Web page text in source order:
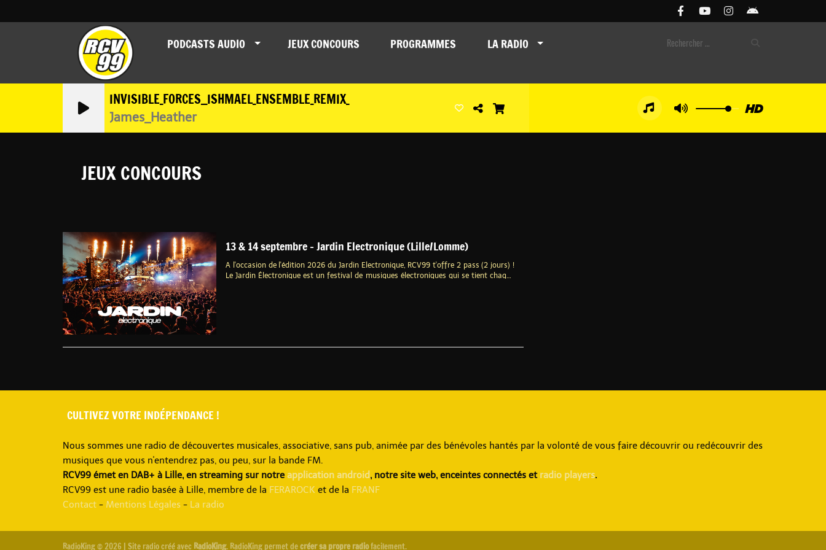
PODCASTS AUDIO JEUX CONCOURS PROGRAMMES LA RADIO
INVISIBLE_FORCES__ISHMAEL_ENSEMBLE_REMIX_
James_Heather
JEUX CONCOURS
13 & 14 septembre - Jardin Electronique (Lille/Lomme)
A l'occasion de l'édition 2026 du Jardin Electronique, RCV99 t'offre 2 pass (2 jours) !
Le Jardin Électronique est un festival de musiques électroniques qui se tient chaque
CULTIVEZ VOTRE INDÉPENDANCE !
Nous sommes une radio de découvertes musicales, associative, sans pub, animée par des bénévoles hantés par la volonté de vous faire découvrir ou redécouvrir des
musiques que vous n'entendrez pas, ou peu, sur la bande FM.
RCV99 émet en DAB+ à Lille, en streaming sur notreapplication android, notre site web, enceintes connectés et radio players.
RCV99 est une radio basée à Lille, membre de la FERAROCK et de la FRANF
Contact - Mentions Légales - La radio
RadioKing © 2026 | Site radio créé avec RadioKing. RadioKing permet decréer sa propre radiofacilement.